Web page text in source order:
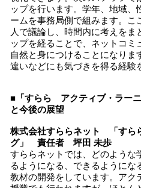
ップを行います。学年、地域、
ームを事務局側で組みます。こ
人で議論し、時間内に考えを
ップを経ることで、ネットコミ
自然と身につけることになり
違いなどにも気づきを得る経験
■「すらら アクティブ・ラー
と今後の展望
株式会社すららネット 「すら
グ」 責任者 坪田 未歩
すららネットでは、どのような
るようになる、できるようにな
教材の開発をしています。アク